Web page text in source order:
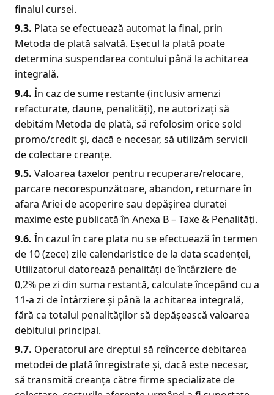
finalul cursei.
9.3. Plata se efectuează automat la final, prin
Metoda de plată salvată. Eșecul la plată poate
determina suspendarea contului până la achitarea
integrală.
9.4. În caz de sume restante (inclusiv amenzi
refacturate, daune, penalități), ne autorizați să
debităm Metoda de plată, să refolosim orice sold
promo/credit și, dacă e necesar, să utilizăm servicii
de colectare creanțe.
9.5. Valoarea taxelor pentru recuperare/relocare,
parcare necorespunzătoare, abandon, returnare în
afara Ariei de acoperire sau depășirea duratei
maxime este publicată în Anexa B – Taxe & Penalități.
9.6. În cazul în care plata nu se efectuează în termen
de 10 (zece) zile calendaristice de la data scadenței,
Utilizatorul datorează penalități de întârziere de
0,2% pe zi din suma restantă, calculate începând cu a
11-a zi de întârziere și până la achitarea integrală,
fără ca totalul penalităților să depășească valoarea
debitului principal.
9.7. Operatorul are dreptul să reîncerce debitarea
metodei de plată înregistrate și, dacă este necesar,
să transmită creanța către firme specializate de